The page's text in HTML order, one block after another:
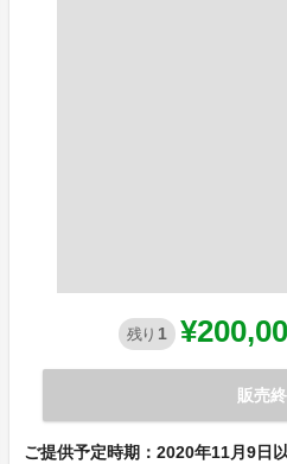
残り 1
販売
ご提供予定時期：2020年11月9日